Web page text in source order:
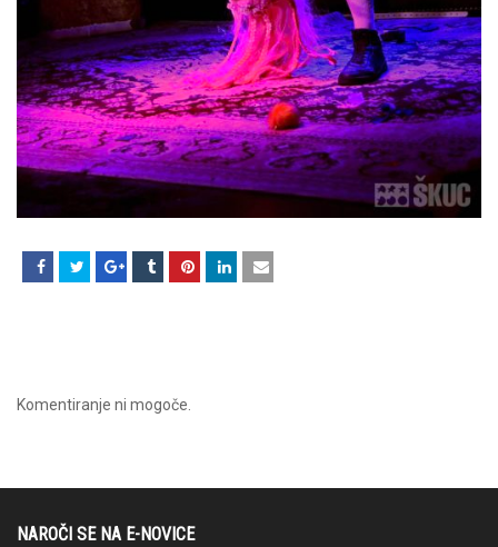
Komentiranje ni mogoče.
NAROČI SE NA E-NOVICE